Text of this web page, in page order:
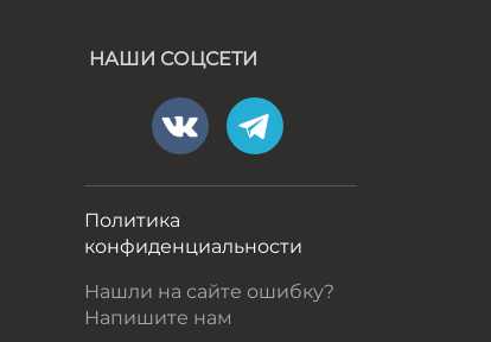
НАШИ СОЦСЕТИ
Политика
конфиденциальности
Нашли на сайте ошибку?
Напишите нам